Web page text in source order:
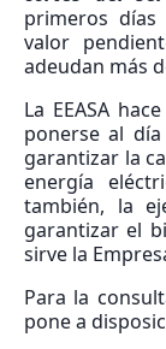
primeros
valor
adeudan más
La EEASA
ponerse al
garantizar la
energía
también, la
garantizar el
sirve la
Para la
pone a